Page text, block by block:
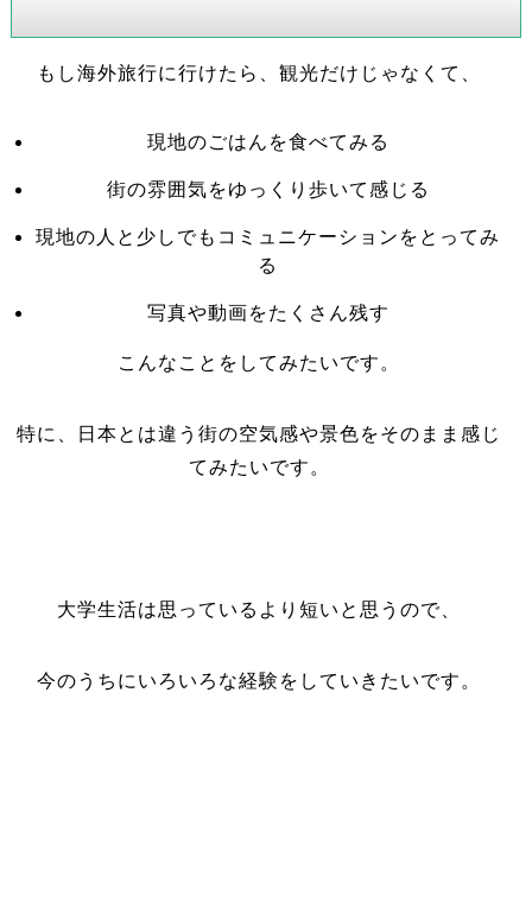
もし海外旅行に行けたら、観光だけじゃなくて、
現地のごはんを食べてみる
街の雰囲気をゆっくり歩いて感じる
現地の人と少しでもコミュニケーションをとってみ
る
写真や動画をたくさん残す
こんなことをしてみたいです。
特に、日本とは違う街の空気感や景色をそのまま感じ
てみたいです。
大学生活は思っているより短いと思うので、
今のうちにいろいろな経験をしていきたいです。